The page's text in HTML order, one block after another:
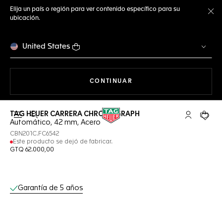
Elija un país o región para ver contenido específico para su
ubicación.
United States
CONTINUAR
Abrir el menú de búsqueda Cuenta Mi
Su
TAG HEUER CARRERA CHRONOGRAPH
Automático, 42 mm, Acero
CBN201C.FC6542
Este producto se dejó de fabricar.
GTQ 62.000,00
Servicios online
Garantía de 5 años